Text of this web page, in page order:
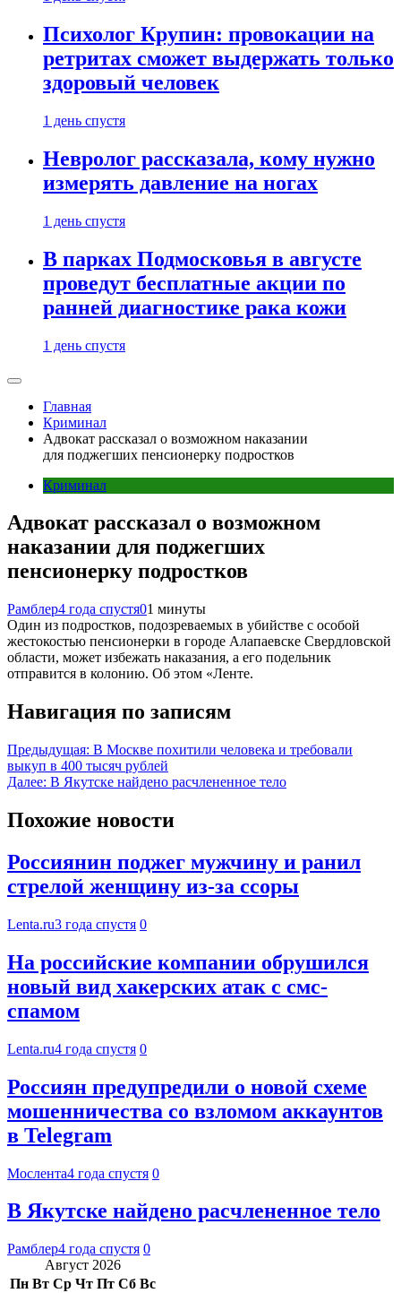
Психолог Крупин: провокации на
ретритах сможет выдержать только
здоровый человек
1 день спустя
Невролог рассказала, кому нужно
измерять давление на ногах
1 день спустя
В парках Подмосковья в августе
проведут бесплатные акции по
ранней диагностике рака кожи
1 день спустя
Главная
Криминал
Адвокат рассказал о возможном наказании
для поджегших пенсионерку подростков
Криминал
Адвокат рассказал о возможном
наказании для поджегших
пенсионерку подростков
Рамблер4 года спустя01 минуты
Один из подростков, подозреваемых в убийстве с особой
жестокостью пенсионерки в городе Алапаевске Свердловской
области, может избежать наказания, а его подельник
отправится в колонию. Об этом «Ленте.
Навигация по записям
Предыдущая: В Москве похитили человека и требовали
выкуп в 400 тысяч рублей
Далее: В Якутске найдено расчлененное тело
Похожие новости
Россиянин поджег мужчину и ранил
стрелой женщину из-за ссоры
Lenta.ru3 года спустя 0
На российские компании обрушился
новый вид хакерских атак с смс-
спамом
Lenta.ru4 года спустя 0
Россиян предупредили о новой схеме
мошенничества со взломом аккаунтов
в Telegram
Мослента4 года спустя 0
В Якутске найдено расчлененное тело
Рамблер4 года спустя 0
Август 2026
Пн Вт Ср Чт Пт Сб Вс